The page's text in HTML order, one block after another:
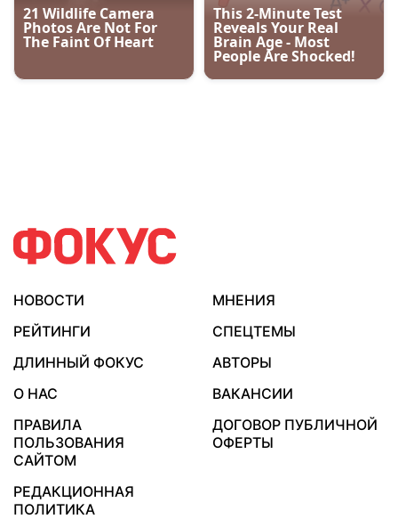
НОВОСТИ
МНЕНИЯ
РЕЙТИНГИ
СПЕЦТЕМЫ
ДЛИННЫЙ ФОКУС
АВТОРЫ
О НАС
ВАКАНСИИ
ПРАВИЛА
ПОЛЬЗОВАНИЯ
САЙТОМ
ДОГОВОР ПУБЛИЧНОЙ
ОФЕРТЫ
РЕДАКЦИОННАЯ
ПОЛИТИКА